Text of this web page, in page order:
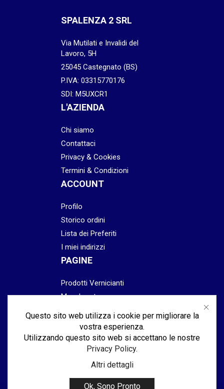
SPALENZA 2 SRL
Via Mutilati e Invalidi del
Lavoro, 5H
25045 Castegnato (BS)
P.IVA: 03315770176
SDI: M5UXCR1
L'AZIENDA
Chi siamo
Contattaci
Privacy & Cookies
Termini & Condizioni
ACCOUNT
Profilo
Storico ordini
Lista dei Preferiti
I miei indirizzi
PAGINE
Prodotti Vernicianti
Mascheratura
Abrasivi
Lucidatura & Finitura
Attrezzatura
Questo sito web utilizza i cookie per migliorare la
vostra esperienza.
Utilizzando questo sito web si accettano le nostre
Privacy Policy.
Altri dettagli
Ok, Sono Pronto